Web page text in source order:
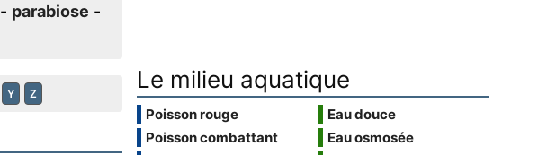
- parabiose -
Y Z
Le milieu aquatique
Poisson rouge
Poisson combattant
Eau douce
Eau osmosée